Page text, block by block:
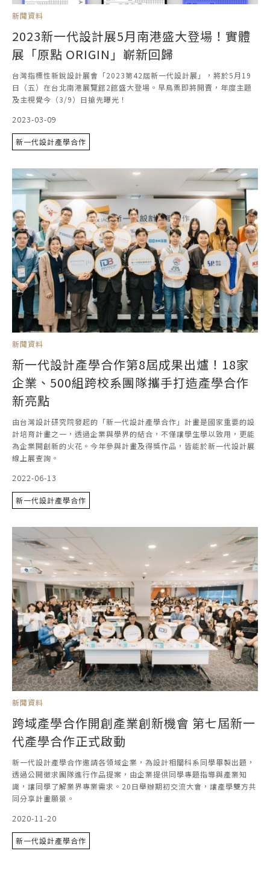
新聞資料
2023新一代設計展5月南港盛大登場！實體
展「原點 ORIGIN」嶄新回歸
台灣指標性新銳設計展會「2023第42屆新一代設計展」，將於5月19
日（五）在台北南港展覽館2館盛大登場。早鳥票即將開賣，年度主題
及主視覺今（3/9）日搶先曝光！
2023-03-09
新一代設計產學合作
新聞資料
新一代設計產學合作第8屆成果出爐！18家
企業、500組跨校系團隊攜手打造產學合作
新亮點
由台灣設計研究院發起的「新一代設計產學合作」計畫是國家重要的設
計培育計畫之一，透過企業與學界的結合，不僅讓學生學以致用，更能
為企業開創新的火花。今年參與計畫及得獎作品，皆能於新一代設計展
線上展查詢。
2022-06-13
新一代設計產學合作
新聞資料
跨域產學合作開創產業創新機會 第七屆新一
代產學合作正式啟動
新一代設計產學合作邀請各領域企業，為設計相關科系同學畢製出題，
透過公開徵求團隊進行作品提案，由企業提供同學專題指導與產業知
識，讓同學了解業界專業需求。20日舉辦期初交流大會，讓產學雙方共
同分享計畫願景。
2020-11-20
新一代設計產學合作